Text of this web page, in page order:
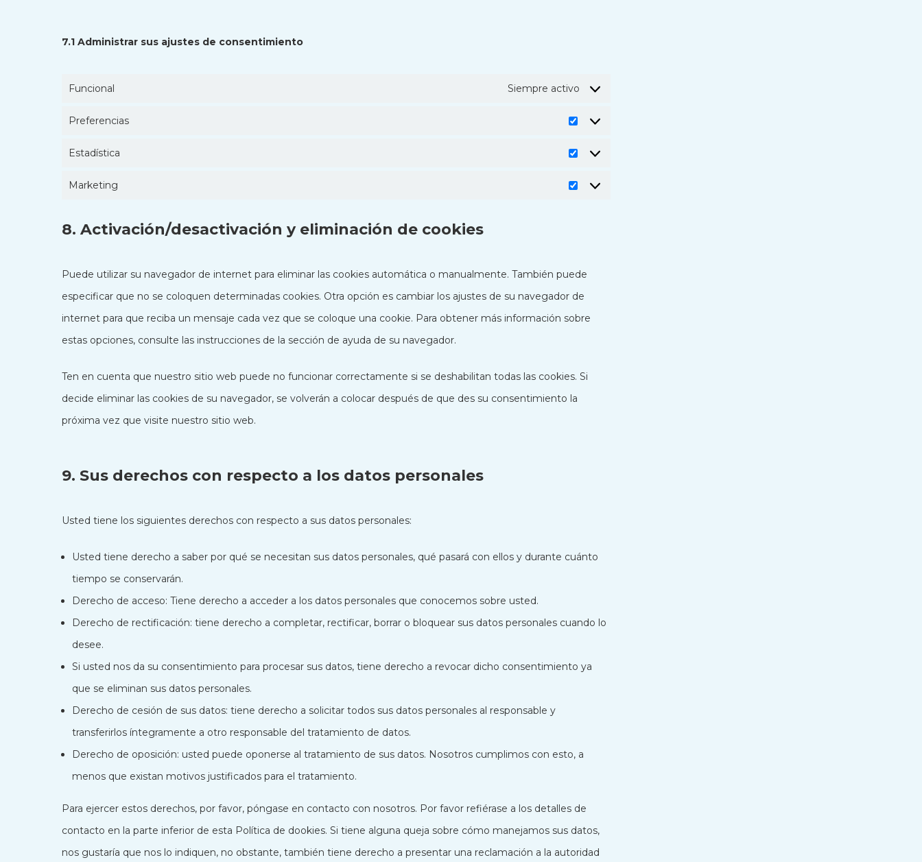
7.1 Administrar sus ajustes de consentimiento
Funcional Siempre activo
Preferencias
Estadística
Marketing
8. Activación/desactivación y eliminación de cookies
Puede utilizar su navegador de internet para eliminar las cookies automática o manualmente. También puede
especificar que no se coloquen determinadas cookies. Otra opción es cambiar los ajustes de su navegador de
internet para que reciba un mensaje cada vez que se coloque una cookie. Para obtener más información sobre
estas opciones, consulte las instrucciones de la sección de ayuda de su navegador.
Ten en cuenta que nuestro sitio web puede no funcionar correctamente si se deshabilitan todas las cookies. Si
decide eliminar las cookies de su navegador, se volverán a colocar después de que des su consentimiento la
próxima vez que visite nuestro sitio web.
9. Sus derechos con respecto a los datos personales
Usted tiene los siguientes derechos con respecto a sus datos personales:
Usted tiene derecho a saber por qué se necesitan sus datos personales, qué pasará con ellos y durante cuánto
tiempo se conservarán.
Derecho de acceso: Tiene derecho a acceder a los datos personales que conocemos sobre usted.
Derecho de rectificación: tiene derecho a completar, rectificar, borrar o bloquear sus datos personales cuando lo
desee.
Si usted nos da su consentimiento para procesar sus datos, tiene derecho a revocar dicho consentimiento ya
que se eliminan sus datos personales.
Derecho de cesión de sus datos: tiene derecho a solicitar todos sus datos personales al responsable y
transferirlos íntegramente a otro responsable del tratamiento de datos.
Derecho de oposición: usted puede oponerse al tratamiento de sus datos. Nosotros cumplimos con esto, a
menos que existan motivos justificados para el tratamiento.
Para ejercer estos derechos, por favor, póngase en contacto con nosotros. Por favor refiérase a los detalles de
contacto en la parte inferior de esta Política de dookies. Si tiene alguna queja sobre cómo manejamos sus datos,
nos gustaría que nos lo indiquen, no obstante, también tiene derecho a presentar una reclamación a la autoridad